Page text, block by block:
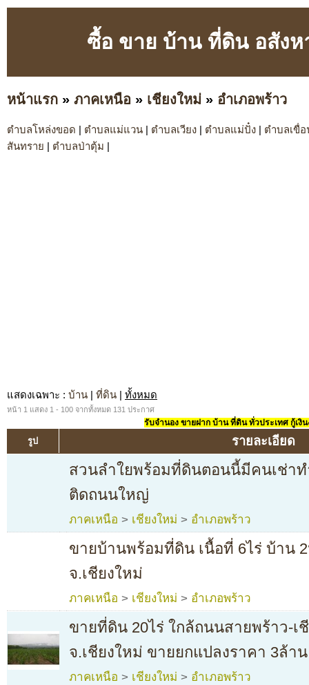
ซื้อ ขาย บ้าน ที่ดิน อสังห
หน้าแรก » ภาคเหนือ » เชียงใหม่ » อำเภอพร้าว
ตำบลโหล่งขอด | ตำบลแม่แวน | ตำบลเวียง | ตำบลแม่ปั๋ง | ตำบลเขื่
สันทราย | ตำบลป่าตุ้ม |
แสดงเฉพาะ : บ้าน | ที่ดิน | ทั้งหมด
หน้า 1 แสดง 1 - 100 จากทั้งหมด 131 ประกาศ
รับจำนอง ขายฝาก บ้าน ที่ดิน ทั่วประเทศ กู้เงิ
รูป รายละเอียด
สวนลำใยพร้อมที่ดินตอนนี้มีคนเช่า
ติดถนนใหญ่
ภาคเหนือ > เชียงใหม่ > อำเภอพร้าว
ขายบ้านพร้อมที่ดิน เนื้อที่ 6ไร่ บ้าน
จ.เชียงใหม่
ภาคเหนือ > เชียงใหม่ > อำเภอพร้าว
ขายที่ดิน 20ไร่ ใกล้ถนนสายพร้าว-เ
จ.เชียงใหม่ ขายยกแปลงราคา 3ล้าน
ภาคเหนือ > เชียงใหม่ > อำเภอพร้าว